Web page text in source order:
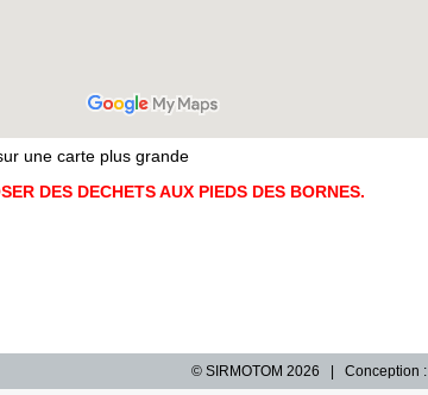
une carte plus grande
DES DECHETS AUX PIEDS DES BORNES.
© SIRMOTOM 2026 | Conception :